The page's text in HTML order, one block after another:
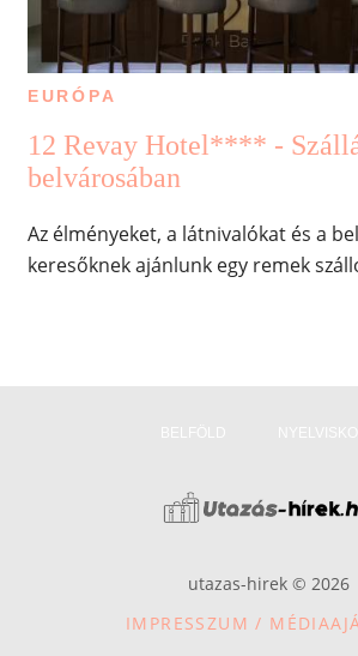
EURÓPA
12 Revay Hotel**** -
belvárosában
Az élményeket, a látnivalókat és a
keresőknek ajánlunk egy remek
utazas-hirek © 2026
IMPRESSZUM /